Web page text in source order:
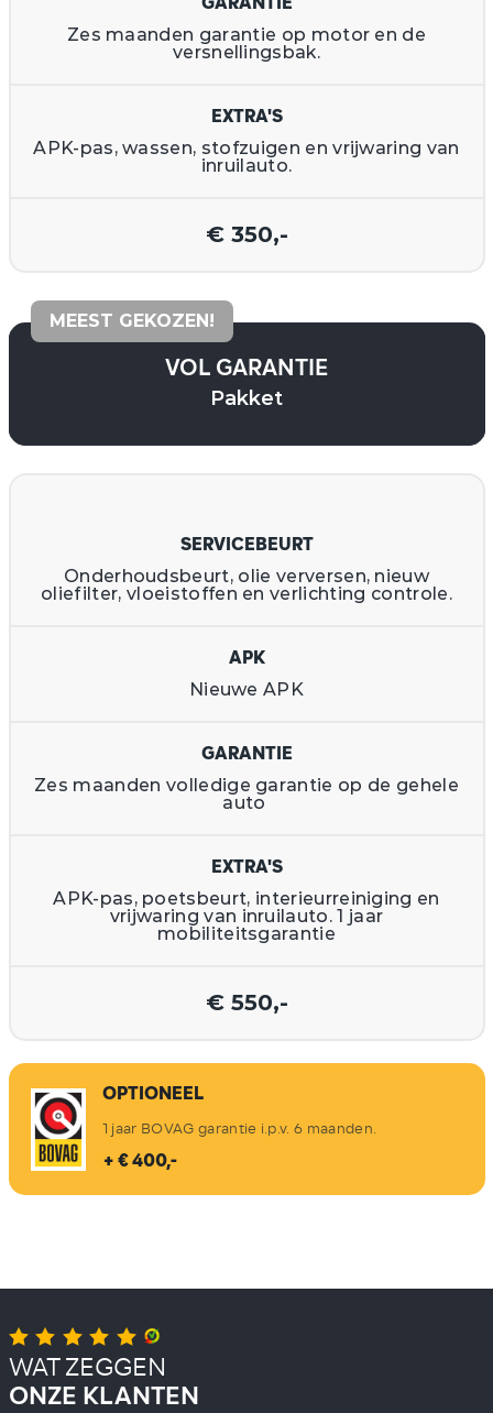
GARANTIE
Zes maanden garantie op motor en de
versnellingsbak.
EXTRA'S
APK-pas, wassen, stofzuigen en vrijwaring van
inruilauto.
€ 350,-
VOL GARANTIE
Pakket
SERVICEBEURT
Onderhoudsbeurt, olie verversen, nieuw
oliefilter, vloeistoffen en verlichting controle.
APK
Nieuwe APK
GARANTIE
Zes maanden volledige garantie op de gehele
auto
EXTRA'S
APK-pas, poetsbeurt, interieurreiniging en
vrijwaring van inruilauto. 1 jaar
mobiliteitsgarantie
€ 550,-
MEEST GEKOZEN!
OPTIONEEL
1 jaar BOVAG garantie i.p.v. 6 maanden.
+ € 400,-
WAT ZEGGEN
ONZE KLANTEN